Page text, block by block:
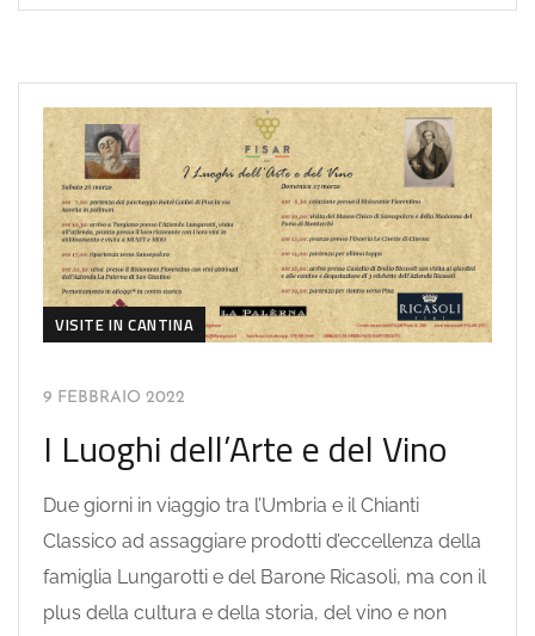
VISITE IN CANTINA
9 FEBBRAIO 2022
I Luoghi dell’Arte e del Vino
Due giorni in viaggio tra l’Umbria e il Chianti
Classico ad assaggiare prodotti d’eccellenza della
famiglia Lungarotti e del Barone Ricasoli, ma con il
plus della cultura e della storia, del vino e non